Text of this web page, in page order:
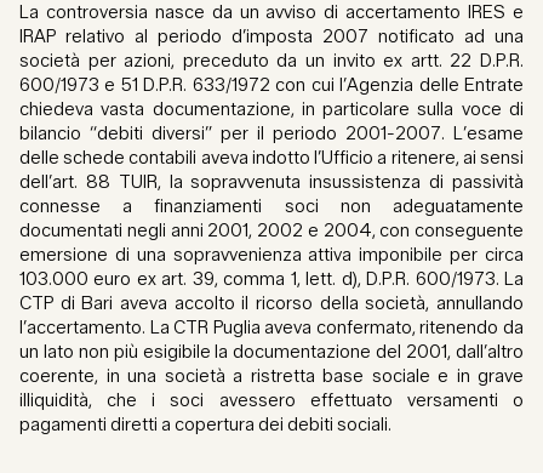
La controversia nasce da un avviso di accertamento IRES e
IRAP relativo al periodo d’imposta 2007 notificato ad una
società per azioni, preceduto da un invito ex artt. 22 D.P.R.
600/1973 e 51 D.P.R. 633/1972 con cui l’Agenzia delle Entrate
chiedeva vasta documentazione, in particolare sulla voce di
bilancio “debiti diversi” per il periodo 2001-2007. L’esame
delle schede contabili aveva indotto l’Ufficio a ritenere, ai sensi
dell’art. 88 TUIR, la sopravvenuta insussistenza di passività
connesse a finanziamenti soci non adeguatamente
documentati negli anni 2001, 2002 e 2004, con conseguente
emersione di una sopravvenienza attiva imponibile per circa
103.000 euro ex art. 39, comma 1, lett. d), D.P.R. 600/1973. La
CTP di Bari aveva accolto il ricorso della società, annullando
l’accertamento. La CTR Puglia aveva confermato, ritenendo da
un lato non più esigibile la documentazione del 2001, dall’altro
coerente, in una società a ristretta base sociale e in grave
illiquidità, che i soci avessero effettuato versamenti o
pagamenti diretti a copertura dei debiti sociali.